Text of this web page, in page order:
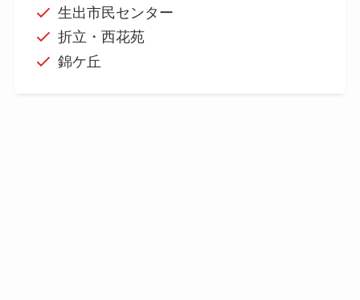
生出市民センター
折立・西花苑
錦ケ丘